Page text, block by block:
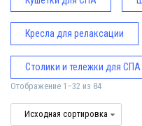
Кресла для релаксации
Столики и тележки для СПА
Отображение 1–32 из 84